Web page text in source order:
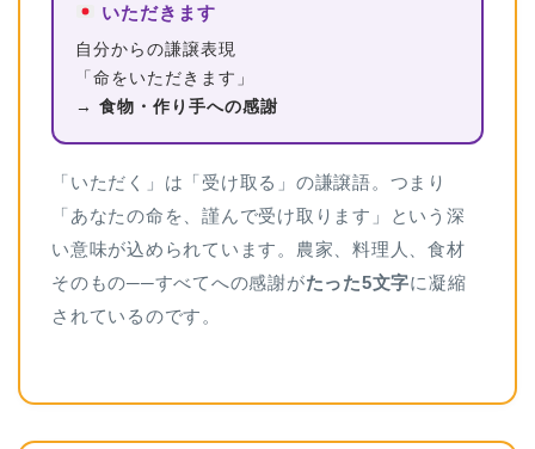
いただきます
自分からの謙譲表現
「命をいただきます」
→ 食物・作り手への感謝
「いただく」は「受け取る」の謙譲語。つまり
「あなたの命を、謹んで受け取ります」という深
い意味が込められています。農家、料理人、食材
そのもの──すべてへの感謝がたった5文字に凝縮
されているのです。